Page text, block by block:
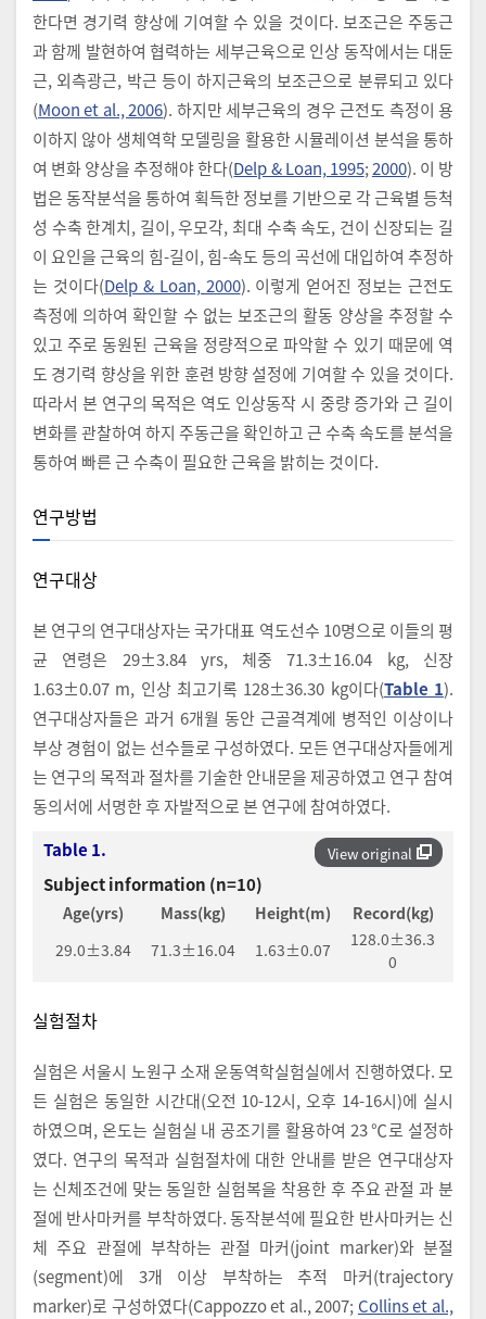
한다면 경기력 향상에 기여할 수 있을 것이다. 보조근은 주동근
과 함께 발현하여 협력하는 세부근육으로 인상 동작에서는 대둔
근, 외측광근, 박근 등이 하지근육의 보조근으로 분류되고 있다
(Moon et al., 2006). 하지만 세부근육의 경우 근전도 측정이 용
이하지 않아 생체역학 모델링을 활용한 시뮬레이션 분석을 통하
여 변화 양상을 추정해야 한다(Delp & Loan, 1995;2000). 이 방
법은 동작분석을 통하여 획득한 정보를 기반으로 각 근육별 등척
성 수축 한계치, 길이, 우모각, 최대 수축 속도, 건이 신장되는 길
이 요인을 근육의 힘-길이, 힘-속도 등의 곡선에 대입하여 추정하
는 것이다(Delp & Loan, 2000). 이렇게 얻어진 정보는 근전도
측정에 의하여 확인할 수 없는 보조근의 활동 양상을 추정할 수
있고 주로 동원된 근육을 정량적으로 파악할 수 있기 때문에 역
도 경기력 향상을 위한 훈련 방향 설정에 기여할 수 있을 것이다.
따라서 본 연구의 목적은 역도 인상동작 시 중량 증가와 근 길이
변화를 관찰하여 하지 주동근을 확인하고 근 수축 속도를 분석을
통하여 빠른 근 수축이 필요한 근육을 밝히는 것이다.
연구방법
연구대상
본 연구의 연구대상자는 국가대표 역도선수 10명으로 이들의 평
균 연령은 29±3.84 yrs, 체중 71.3±16.04 kg, 신장
1.63±0.07 m, 인상 최고기록 128±36.30 kg이다(Table 1).
연구대상자들은 과거 6개월 동안 근골격계에 병적인 이상이나
부상 경험이 없는 선수들로 구성하였다. 모든 연구대상자들에게
는 연구의 목적과 절차를 기술한 안내문을 제공하였고 연구 참여
동의서에 서명한 후 자발적으로 본 연구에 참여하였다.
View original
Table 1.
Subject information (n=10)
Age(yrs) Mass(kg) Height(m)
Record(kg)
29.0±3.84
71.3±16.04 1.63±0.07
128.0±36.3
0
실험절차
실험은 서울시 노원구 소재 운동역학실험실에서 진행하였다. 모
든 실험은 동일한 시간대(오전 10-12시, 오후 14-16시)에 실시
하였으며, 온도는 실험실 내 공조기를 활용하여 23 ℃로 설정하
였다. 연구의 목적과 실험절차에 대한 안내를 받은 연구대상자
는 신체조건에 맞는 동일한 실험복을 착용한 후 주요 관절 과 분
절에 반사마커를 부착하였다. 동작분석에 필요한 반사마커는 신
체 주요 관절에 부착하는 관절 마커(joint marker)와 분절
(segment)에 3개 이상 부착하는 추적 마커(trajectory
marker)로 구성하였다(Cappozzo et al., 2007; Collins et al.,